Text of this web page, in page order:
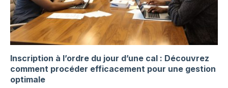
Inscription à l’ordre du jour d’une cal : Découvrez
comment procéder efficacement pour une gestion
optimale